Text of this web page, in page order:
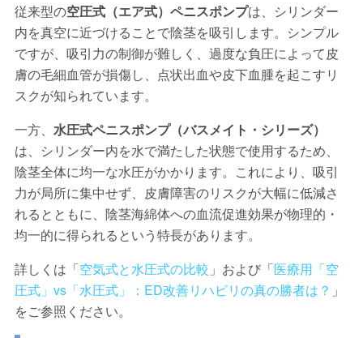
従来型の空圧式（エア式）ペニスポンプは、シリンダー
内を真空に近づけることで陰茎を吸引します。シンプル
ですが、吸引力の制御が難しく、過度な負圧によって皮
膚の毛細血管が損傷し、点状出血や皮下血腫を起こすリ
スクが知られています。
一方、水圧式ペニスポンプ（バスメイト・シリーズ）
は、シリンダー内を水で満たした状態で使用するため、
陰茎全体に均一な水圧がかかります。これにより、吸引
力が局所に集中せず、皮膚障害のリスクが大幅に低減さ
れるとともに、陰茎海綿体への血流促進効果が物理的・
均一的に得られるという特長があります。
詳しくは「空気式と水圧式の比較 」および「医療用「空
圧式」vs「水圧式」：ED改善リハビリの真の勝者は？ 」
をご参照ください。